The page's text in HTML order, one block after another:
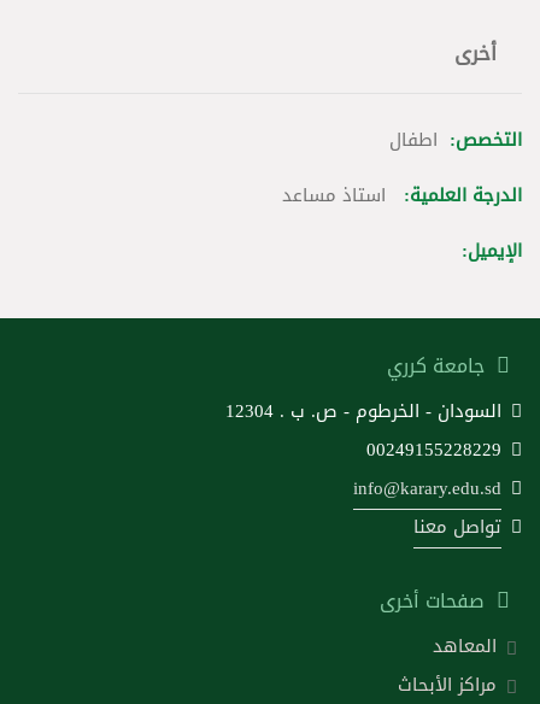
أخرى
التخصص: اطفال
الدرجة العلمية:
استاذ مساعد
الإيميل:
جامعة كرري
السودان - الخرطوم - ص. ب . 12304
00249155228229
info@karary.edu.sd
تواصل معنا
صفحات أخرى
المعاهد
مراكز الأبحاث